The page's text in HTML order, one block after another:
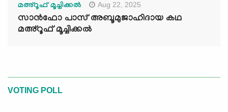
മഅ്റൂഫ് മൂച്ചിക്കല്‍ Aug 22, 2025
സാൻഫോ പാസ് അബൂമുജാഹിദായ കഥ
മഅ്റൂഫ് മൂച്ചിക്കല്‍
VOTING POLL